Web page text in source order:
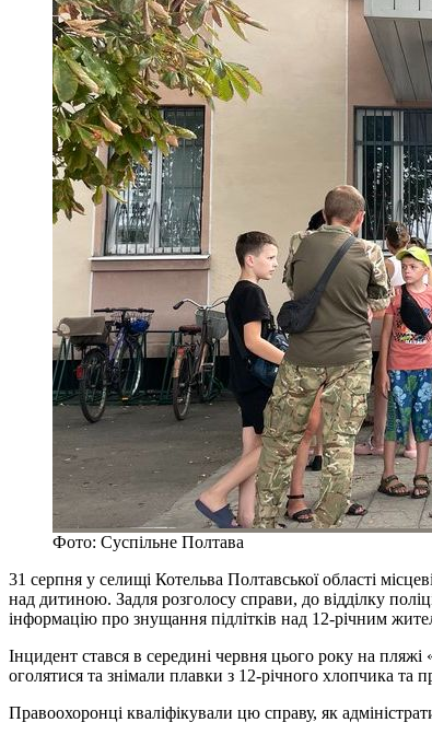
Фото: Суспільне Полтава
31 серпня у селищі Котельва Полтавської області
над дитиною. Задля розголосу справи, до відділку
інформацію про знущання підлітків над 12-річним
Інцидент стався в середині червня цього року на
оголятися та знімали плавки з 12-річного хлопчика
Правоохоронці кваліфікували цю справу, як